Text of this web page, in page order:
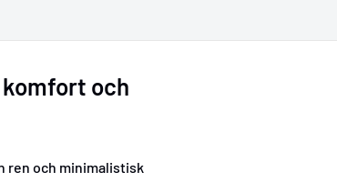
och
ren och minimalistisk